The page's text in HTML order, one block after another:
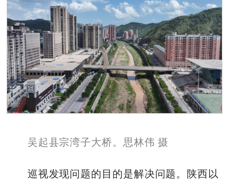
吴起县宗湾子大桥。思林伟 摄
巡视发现问题的目的是解决问题。陕西以